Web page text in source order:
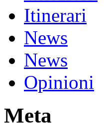
Itinerari
News
News
Opinioni
Meta